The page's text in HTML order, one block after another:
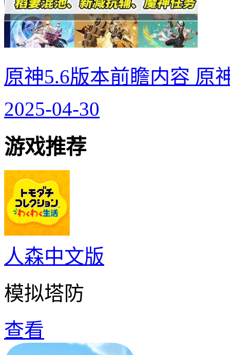
原神5.6版本前瞻内容 原
2025-04-30
游戏推荐
人森中文版
模拟塔防
查看